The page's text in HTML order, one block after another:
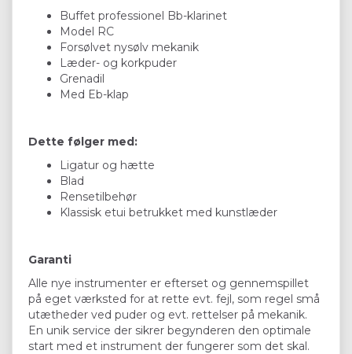
Buffet professionel Bb-klarinet
Model RC
Forsølvet nysølv mekanik
Læder- og korkpuder
Grenadil
Med Eb-klap
Dette følger med:
Ligatur og hætte
Blad
Rensetilbehør
Klassisk etui betrukket med kunstlæder
Garanti
Alle nye instrumenter er efterset og gennemspillet
på eget værksted for at rette evt. fejl, som regel små
utætheder ved puder og evt. rettelser på mekanik.
En unik service der sikrer begynderen den optimale
start med et instrument der fungerer som det skal.